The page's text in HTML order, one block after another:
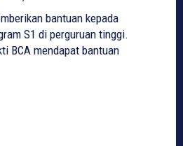
bantuan kepada
S1 di perguruan tinggi.
BCA mendapat bantuan